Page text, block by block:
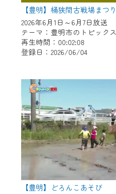
【豊明】桶狭間古戦場まつ
2026年6月1日～6月7日放送
テーマ：豊明市のトピックス
再生時間：00:02:08
登録日：2026/06/04
【豊明】どろんこあそび